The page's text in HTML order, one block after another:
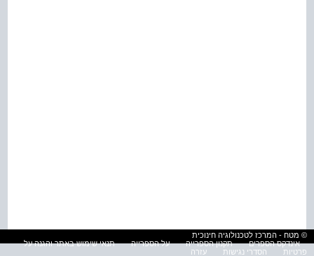
© מטח - המרכז לטכנולוגיה חינוכית
אינדקס הספרים
תקנון הספרייה על הספרייה
תנאי שימוש באתר והגנה על
פרטיות
הסדרי נגישות עזרה